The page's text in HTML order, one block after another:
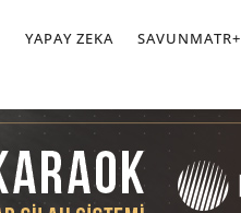
YAPAY ZEKA SAVUNMATR+